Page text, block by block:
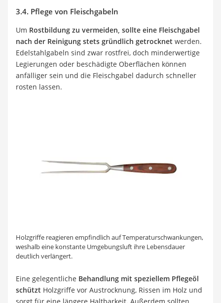
3.4. Pflege von Fleischgabeln
Um Rostbildung zu vermeiden, sollte eine Fleischgabel
nach der Reinigung stets gründlich getrocknet werden.
Edelstahlgabeln sind zwar rostfrei, doch minderwertige
Legierungen oder beschädigte Oberflächen können
anfälliger sein und die Fleischgabel dadurch schneller
rosten lassen.
Holzgriffe reagieren empfindlich auf Temperaturschwankungen,
weshalb eine konstante Umgebungsluft ihre Lebensdauer
deutlich verlängert.
Eine gelegentliche Behandlung mit speziellem Pflegeöl
schützt Holzgriffe vor Austrocknung, Rissen im Holz und